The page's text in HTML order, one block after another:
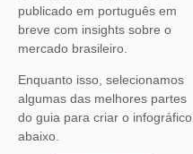
publicado em português em
breve com insights sobre o
mercado brasileiro.
Enquanto isso, selecionamos
algumas das melhores partes
do guia para criar o infográfico
abaixo.